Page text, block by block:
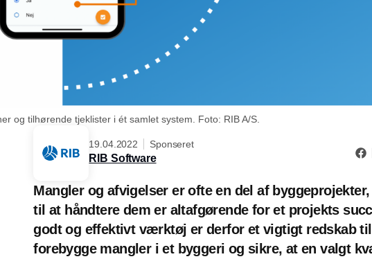
og tilhørende tjeklister i ét samlet system. Foto: RIB A/S.
19.04.2022 Sponseret
RIB Software
Mangler og afvigelser er ofte en del af
til at håndtere dem er altafgørende for et projekts
godt og effektivt værktøj er derfor et vigtigt redskab
forebygge mangler i et byggeri og sikre, at en valgt